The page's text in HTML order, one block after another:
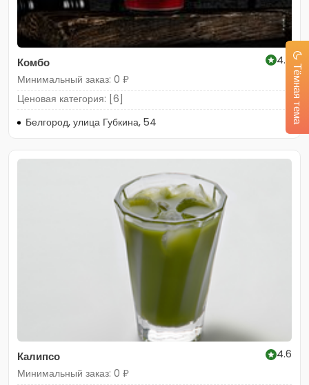
Комбо
4.8
Минимальный заказ: 0 ₽
Ценовая категория: [6]
Белгород, улица Губкина, 54
Калипсо
4.6
Минимальный заказ: 0 ₽
Тёмная тема